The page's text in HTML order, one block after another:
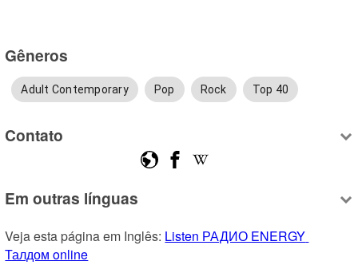
Gêneros
Adult Contemporary Pop Rock Top 40
Contato
Em outras línguas
Veja esta página em Inglês: Listen РАДИО ENERGY
Талдом online